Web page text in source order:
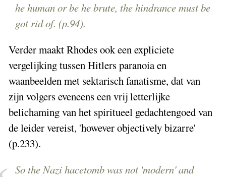
he human or be he brute, the hindrance must be
got rid of. (p.94).
Verder maakt Rhodes ook een expliciete
vergelijking tussen Hitlers paranoia en
waanbeelden met sektarisch fanatisme, dat van
zijn volgers eveneens een vrij letterlijke
belichaming van het spiritueel gedachtengoed van
de leider vereist, 'however objectively bizarre'
(p.233).
So the Nazi hacetomb was not 'modern' and